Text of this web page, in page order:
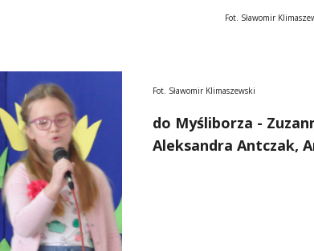
Fot.
Fot. Sławomir Klimaszewski
do Myśliborza -
Aleksandra Antczak,